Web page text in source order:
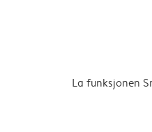
La funksjonen